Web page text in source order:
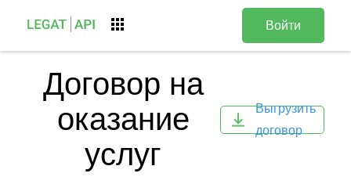
Войти
Договор на
оказание
услуг
Выгрузить
договор